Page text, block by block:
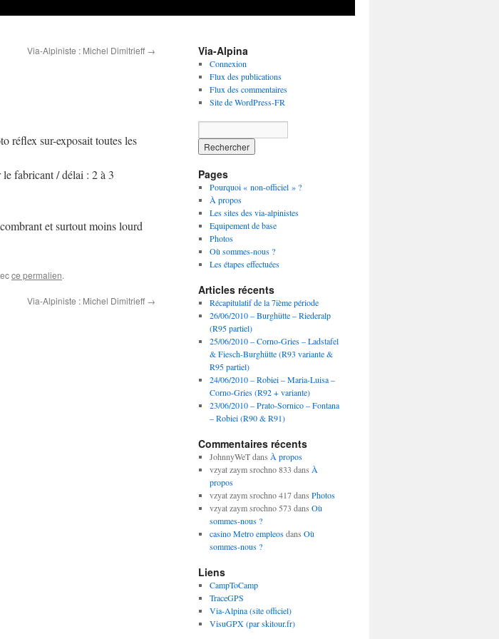
Via-Alpiniste : Michel Dimitrieff →
réflex sur-exposait toutes les
fabricant / délai : 2 à 3
et surtout moins lourd
ce permalien.
Via-Alpiniste : Michel Dimitrieff →
Via-Alpina
Connexion
Flux des publications
Flux des commentaires
Site de WordPress-FR
Pages
Pourquoi « non-officiel » ?
À propos
Les sites des via-alpinistes
Equipement de base
Photos
Où sommes-nous ?
Les étapes effectuées
Articles récents
Récapitulatif de la 7ième période
26/06/2010 – Burghütte – Riederalp
(R95 partiel)
25/06/2010 – Corno-Gries – Ladstafel
& Fiesch-Burghütte (R93 variante &
R95 partiel)
24/06/2010 – Robiei – Maria-Luisa –
Corno-Gries (R92 + variante)
23/06/2010 – Prato-Sornico – Fontana
– Robiei (R90 & R91)
Commentaires récents
JohnnyWeTdans À propos
vzyat zaym srochno 833 dans À
propos
vzyat zaym srochno 417dans Photos
vzyat zaym srochno 573 dans Où
sommes-nous ?
casino Metro empleosdans Où
sommes-nous ?
Liens
CampToCamp
TraceGPS
Via-Alpina (site officiel)
VisuGPX (par skitour.fr)